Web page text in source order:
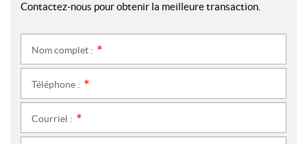
Contactez-nous pour obtenir la meilleure transaction.
Nom complet :
Téléphone :
Courriel :